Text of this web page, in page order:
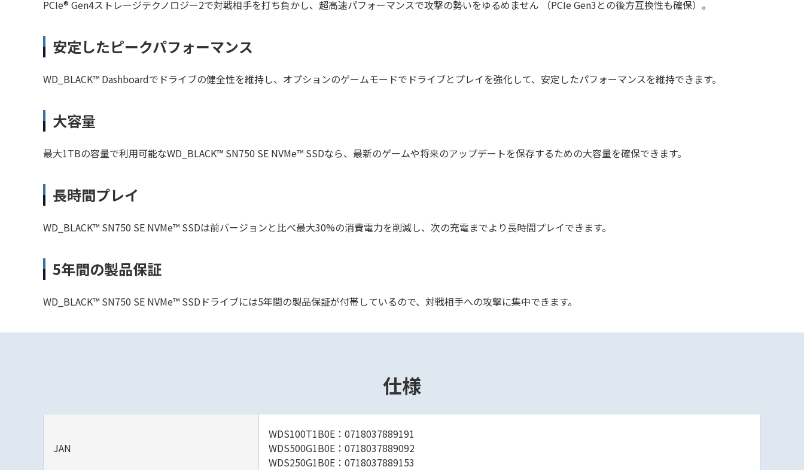
PCIe® Gen4ストレージテクノロジー2で対戦相手を打ち負かし、超高速パフォーマンスで攻撃の勢いをゆるめません （PCIe Gen3との後方互換性も確保）。
安定したピークパフォーマンス
WD_BLACK™ Dashboardでドライブの健全性を維持し、オプションのゲームモードでドライブとプレイを強化して、安定したパフォーマンスを維持できます。
大容量
最大1TBの容量で利用可能なWD_BLACK™ SN750 SE NVMe™ SSDなら、最新のゲームや将来のアップデートを保存するための大容量を確保できます。
長時間プレイ
WD_BLACK™ SN750 SE NVMe™ SSDは前バージョンと比べ最大30%の消費電力を削減し、次の充電までより長時間プレイできます。
5年間の製品保証
WD_BLACK™ SN750 SE NVMe™ SSDドライブには5年間の製品保証が付帯しているので、対戦相手への攻撃に集中できます。
仕様
JAN
WDS100T1B0E：0718037889191
WDS500G1B0E：0718037889092
WDS250G1B0E：0718037889153